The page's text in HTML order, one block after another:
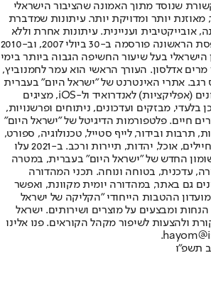
שנוסד מתוך האמונה שהציבור הישראלי
מאוזנת יותר ומדויקת יותר. עיתונות שמדברת
אובייקטיבית ועניינית. עיתונות אחרת וללא
תשלום. המהדורה המודפסת הראשונה פורסמה ב-30 ביולי 2007, וב-2010
הישראלי בעל שיעור החשיפה הגבוה ביותר בימי
מרים אדלסון. העורך הראשי הוא עמר לחמנוביץ,
רגב. אתרי האינטרנט של "ישראל היום" בעברית
ובאנגלית, כמו כן היישומונים (אפליקציות) לאנדרואיד ול-iOS, מציגים
בלעדי, מבזקים ועדכונים, ניתוחים ופרשנויות,
חיים. פלטפורמות הדיגיטל של "ישראל היום"
תרבות ובידור, לייף סטייל, טכנולוגיה, ספורט,
כלכלה וצרכנות, בריאות, חיילים, אוכל, יהדות, תיירות ורכב. ב-2021 עלו
החדש של "ישראל היום" בעברית, במטרה
עדכנית, בטוחה ונוחה. תכני המהדורה
גם באתר, במהדורה יומית מקוונת, ואפשר
ההטבות הייחודי "הקליקה של ישראל
ומבצעים על מוצרים ושירותים. ישראל
ולהצעות לשיפור מקהל הקוראים. פנו אלינו
תשפ"ו